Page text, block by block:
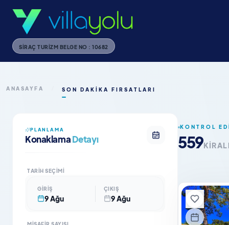
SIRAÇ TURIZM BELGE NO : 10682
ANASAYFA SON DAKIKA FIRSATLARI
PLANLAMA
KonaklamaDetayı
TARIH SEÇIMI
GIRIŞ
9 Ağu
ÇIKIŞ
9 Ağu
KONTROL
559